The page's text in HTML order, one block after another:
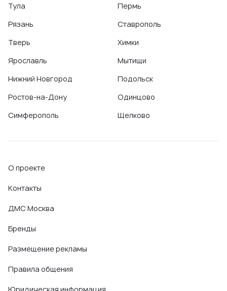
Тула
Рязань
Тверь
Ярославль
Нижний Новгород
Ростов-на-Дону
Симферополь
Пермь
Ставрополь
Химки
Мытищи
Подольск
Одинцово
Щелково
О проекте
Контакты
ДМС Москва
Бренды
Размещение рекламы
Правила общения